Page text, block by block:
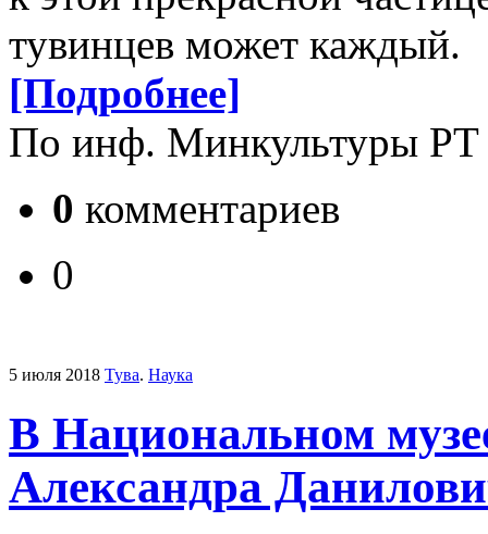
тувинцев может каждый.
[Подробнее]
По инф. Минкультуры РТ
0 комментариев
0
5 июля 2018 Тува. Наука
В Национальном
Александра